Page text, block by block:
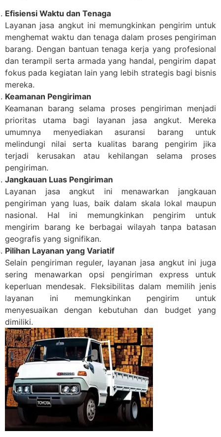
Efisiensi Waktu dan Tenaga
Layanan jasa angkut ini memungkinkan pengirim untuk
menghemat waktu dan tenaga dalam proses pengiriman
barang. Dengan bantuan tenaga kerja yang profesional
dan terampil serta armada yang handal, pengirim dapat
fokus pada kegiatan lain yang lebih strategis bagi bisnis
mereka.
Keamanan Pengiriman
Keamanan barang selama proses pengiriman menjadi
prioritas utama bagi layanan jasa angkut. Mereka
umumnya menyediakan asuransi barang untuk
melindungi nilai serta kualitas barang pengirim jika
terjadi kerusakan atau kehilangan selama proses
pengiriman.
Jangkauan Luas Pengiriman
Layanan jasa angkut ini menawarkan jangkauan
pengiriman yang luas, baik dalam skala lokal maupun
nasional. Hal ini memungkinkan pengirim untuk
mengirim barang ke berbagai wilayah tanpa batasan
geografis yang signifikan.
Pilihan Layanan yang Variatif
Selain pengiriman reguler, layanan jasa angkut ini juga
sering menawarkan opsi pengiriman express untuk
keperluan mendesak. Fleksibilitas dalam memilih jenis
layanan ini memungkinkan pengirim untuk
menyesuaikan dengan kebutuhan dan budget yang
dimiliki.